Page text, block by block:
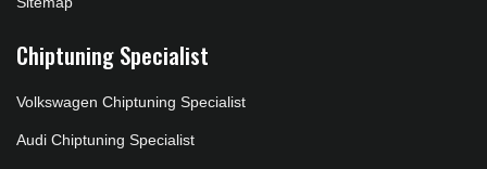
Chiptuning Specialist
Volkswagen Chiptuning Specialist
Audi Chiptuning Specialist